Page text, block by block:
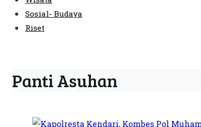
Sosial- Budaya
Riset
Panti Asuhan